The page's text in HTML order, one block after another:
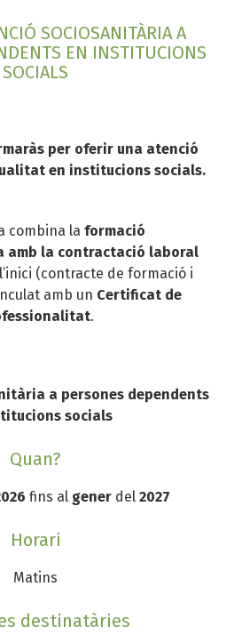
SOCIOSANITÀRIA A
EN INSTITUCIONS
SOCIALS
per oferir una atenció
en institucions socials.
combina la formació
amb la contractació laboral
(contracte de formació i
amb un Certificat de
.
a persones dependents
socials
Quan?
fins al generdel 2027
Horari
Matins
destinatàries